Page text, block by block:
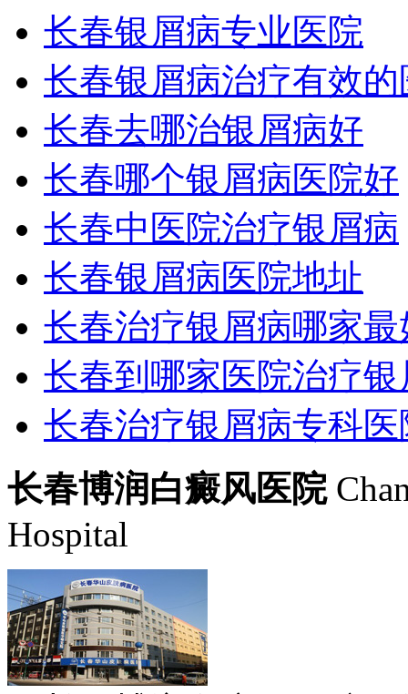
长春银屑病专业医院
长春银屑病治疗有效的
长春去哪治银屑病好
长春哪个银屑病医院好
长春中医院治疗银屑病
长春银屑病医院地址
长春治疗银屑病哪家最
长春到哪家医院治疗银
长春治疗银屑病专科
长春博润白癜风医院
Hospital